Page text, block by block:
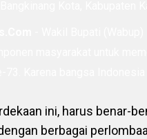
ini, harus benar-
berbagai